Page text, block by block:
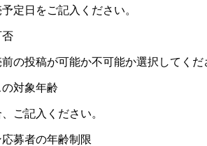
定日をご記入ください。
の投稿が可能か不可能か選択してくだ
対象年齢
ご記入ください。
募者の年齢制限